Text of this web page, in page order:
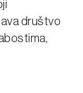
društvo